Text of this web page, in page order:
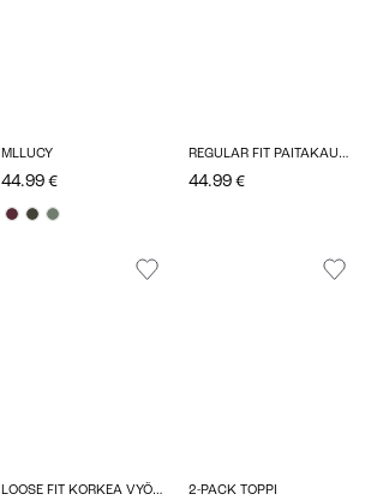
MLLUCY
44.99 €
REGULAR FIT PAITAKAULUS TOPIT
44.99 €
LOOSE FIT KORKEA VYÖTÄRÖ HOUSUT 2-PACK TOPPI